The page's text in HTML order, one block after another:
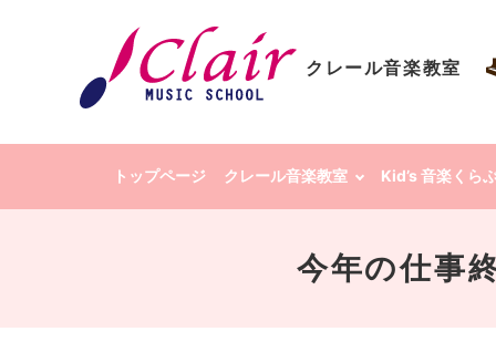
クレール音楽教室
トップページ クレール音楽教室 Kid’s 音楽くら
今年の仕事